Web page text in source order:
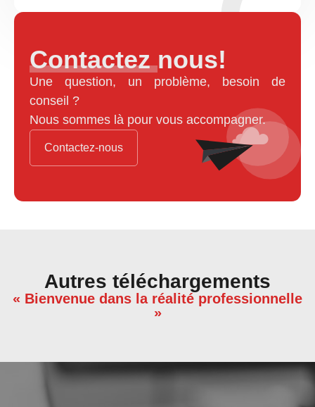
Contactez nous!
Une question, un problème, besoin de
conseil ?
Nous sommes là pour vous accompagner.
Contactez-nous
Autres téléchargements
« Bienvenue dans la réalité professionnelle
»